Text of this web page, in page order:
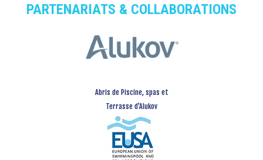
PARTENARIATS & COLLABORATIONS
Abris de Piscine, spas et
Terrasse d’Alukov